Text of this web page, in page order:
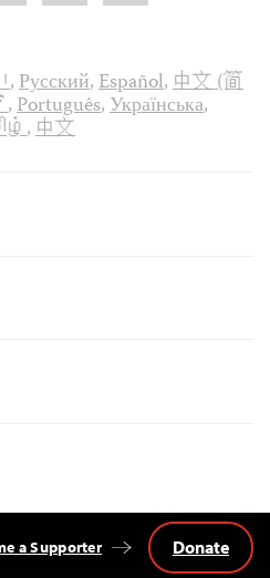
,Русский,Español,中文 (简
,Português,Українська,
,中文
a Supporter Donate